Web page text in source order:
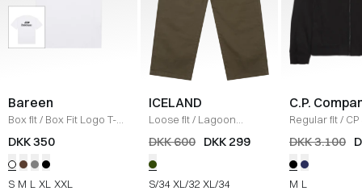
Bareen
Box fit/ Box Fit Logo T-
shirt /WHITE
DKK 350
S M L XL XXL
ICELAND
Loose fit/ Lagoon
Bukser / OLIVE
DKK 600 DKK 299
S/34 XL/32 XL/34
C.P.
Regular fit/
Jakke
SORT
DKK 3.100
M L